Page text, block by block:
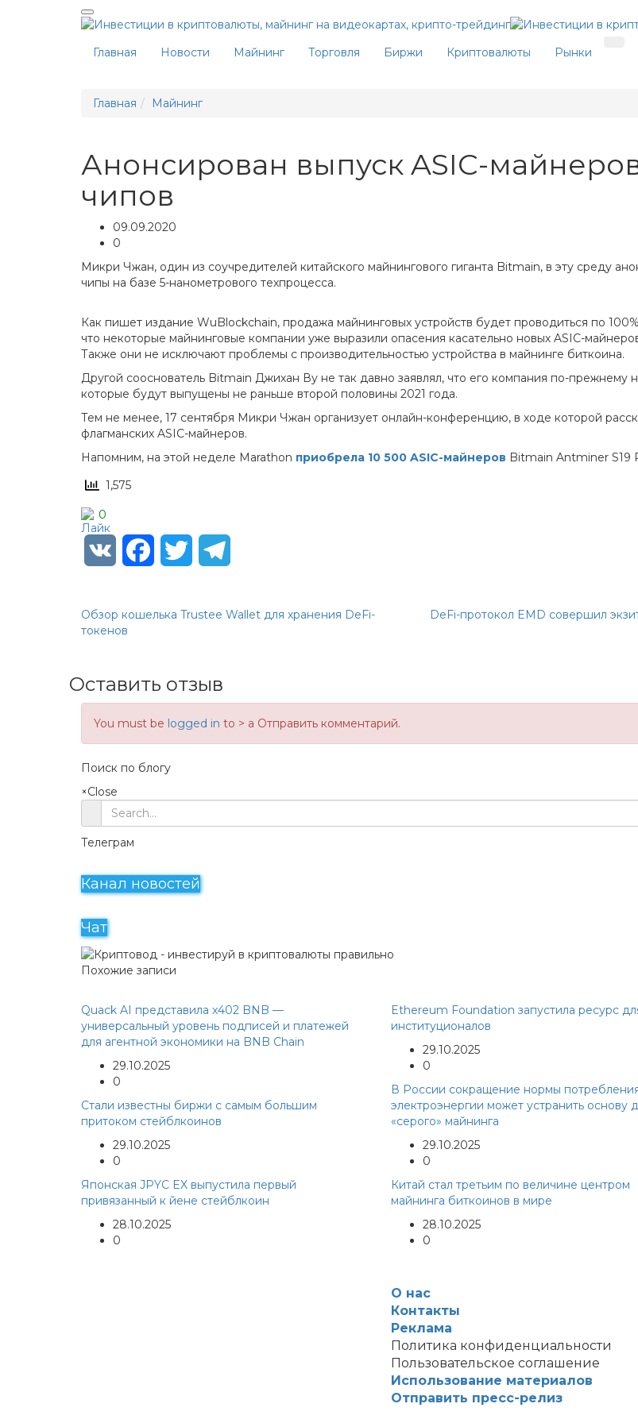
Главная Новости Майнинг Торговля Биржи Криптовалюты Рынки
Главная Майнинг
Анонсирован выпуск ASIC-
чипов
09.09.2020
0
Микри Чжан, один из соучредителей китайского майнингового гиганта Bitmain, в эту среду
чипы на базе 5-нанометрового техпроцесса.
Как пишет издание WuBlockchain, продажа майнинговых устройств будет проводиться по
что некоторые майнинговые компании уже выразили опасения касательно новых ASIC-
Также они не исключают проблемы с производительностью устройства в майнинге биткоина.
Другой сооснователь Bitmain Джихан Ву не так давно заявлял, что его компания по-прежнему
которые будут выпущены не раньше второй половины 2021 года.
Тем не менее, 17 сентября Микри Чжан организует онлайн-конференцию, в ходе которой
флагманских ASIC-майнеров.
Напомним, на этой неделе Marathon приобрела 10 500 ASIC-майнеров Bitmain Antminer S19
1,575
0
VK FacebookTwitter
Обзор кошелька Trustee Wallet для хранения DeFi-
токенов
DeFi-протокол EMD совершил
Оставить отзыв
You must be logged in to > a Отправить комментарий.
Поиск по блогу
×Close
Телеграм
Канал новостей
Чат
Похожие записи
Quack AI представила x402 BNB —
универсальный уровень подписей и платежей
для агентной экономики на BNB Chain
29.10.2025
0
Стали известны биржи с самым большим
притоком стейблкоинов
29.10.2025
0
Японская JPYC EX выпустила первый
привязанный к йене стейблкоин
28.10.2025
0
Ethereum Foundation запустила ресурс
институционалов
29.10.2025
0
В России сокращение нормы
электроэнергии может устранить основу
«серого» майнинга
29.10.2025
0
Китай стал третьим по величине центром
майнинга биткоинов в мире
28.10.2025
0
О нас
Контакты
Реклама
Политика конфиденциальности
Пользовательское соглашение
Использование материалов
Отправить пресс-релиз